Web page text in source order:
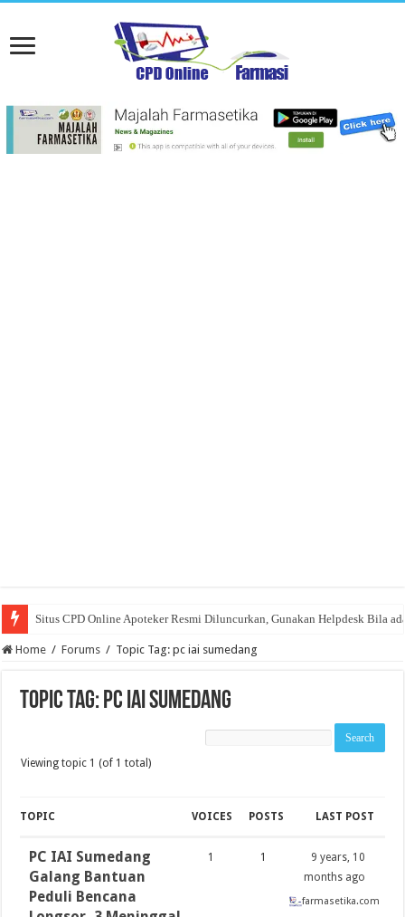
Situs CPD Online Apoteker Resmi Diluncurkan, Gunakan Helpdesk Bila
Home / Forums / Topic Tag: pc iai sumedang
Topic Tag: pc iai sumedang
Viewing topic 1 (of 1 total)
TOPIC VOICES POSTS LAST POST
PC IAI Sumedang
Galang Bantuan
Peduli Bencana
1 1
9 years, 10
months ago
farmasetika.com